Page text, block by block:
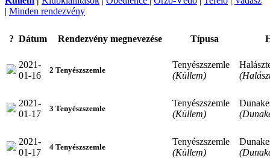
| Minden rendezvény
? Dátum Rendezvény megnevezése Típusa
2021-
01-16
2 Tenyészszemle
Tenyészszemle
(Küllem)
2021-
01-17
3 Tenyészszemle
Tenyészszemle
(Küllem)
2021-
01-17
4 Tenyészszemle
Tenyészszemle
(Küllem)